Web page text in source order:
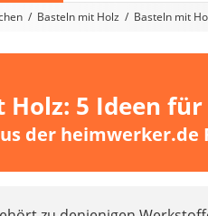
Basteln mit Holz Basteln mit
Holz: 5 Ideen
der heimwerker.de